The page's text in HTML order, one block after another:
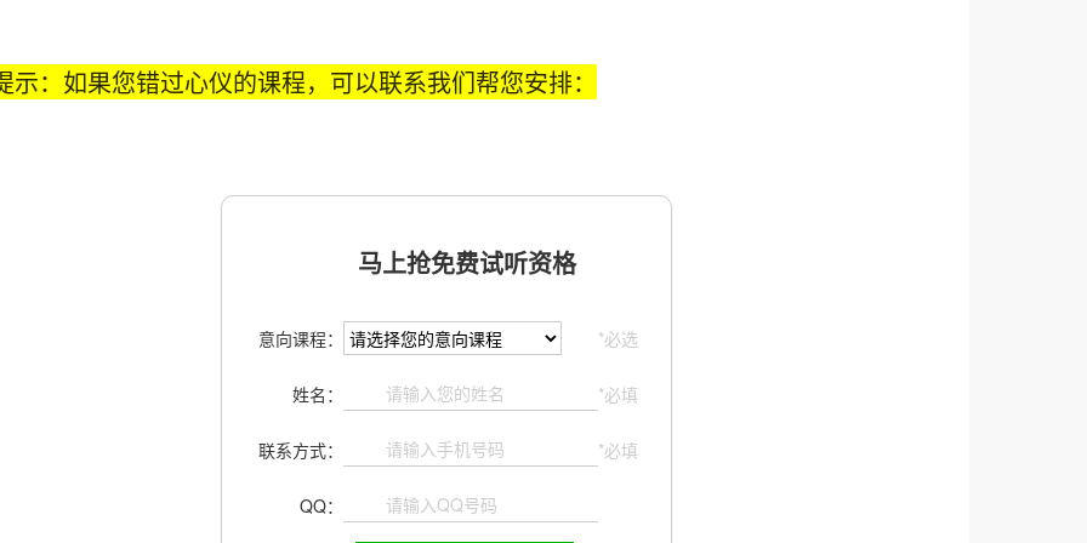
示：如果您错过心仪的课程，可以联系我们帮您安排：
马上抢免费试听资格
意向课程： *必选
姓名： *必填
联系方式： *必填
QQ：